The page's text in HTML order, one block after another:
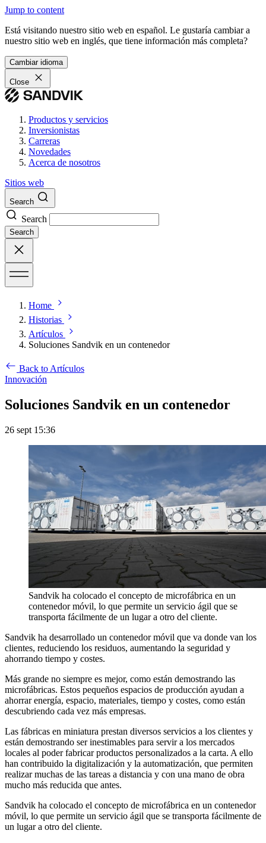
Jump to content
Está visitando nuestro sitio web en español. Le gustaría cambiar a
nuestro sitio web en inglés, que tiene información más completa?
Cambiar idioma
Close
Productos y servicios
Inversionistas
Carreras
Novedades
Acerca de nosotros
Sitios web
Search
Search
Search
Home
Historias
Artículos
Soluciones Sandvik en un contenedor
Back to Artículos
Innovación
Soluciones Sandvik en un contenedor
26 sept 15:36
Sandvik ha colocado el concepto de microfábrica en un
contenedor móvil, lo que permite un servicio ágil que se
transporta fácilmente de un lugar a otro del cliente.
Sandvik ha desarrollado un contenedor móvil que va donde van los
clientes, reduciendo los residuos, aumentando la seguridad y
ahorrando tiempo y costes.
Más grande no siempre es mejor, como están demostrando las
microfábricas. Estos pequeños espacios de producción ayudan a
ahorrar energía, espacio, materiales, tiempo y costes, como están
descubriendo cada vez más empresas.
Las fábricas en miniatura prestan diversos servicios a los clientes y
están demostrando ser inestimables para servir a los mercados
locales al poder fabricar productos personalizados a la carta. A ello
han contribuido la digitalización y la automatización, que permiten
realizar muchas de las tareas a distancia y con una mano de obra
mucho más reducida que antes.
Sandvik ha colocado el concepto de microfábrica en un contenedor
móvil, lo que permite un servicio ágil que se transporta fácilmente de
un lugar a otro del cliente.